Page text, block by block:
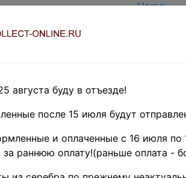
Home
TERMS
Home»
августа буду в отъезде!
после 15 июля будут
и оплаченные с 16 июля по
за раннюю оплату!(раньше оплата -